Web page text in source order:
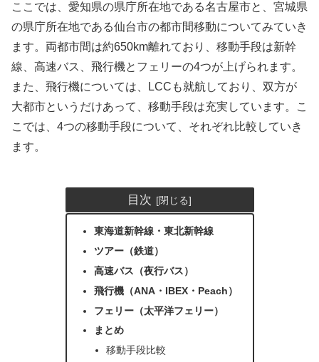
ここでは、愛知県の県庁所在地である名古屋市と、宮城県
の県庁所在地である仙台市の都市間移動についてみていき
ます。両都市間は約650km離れており、移動手段は新幹
線、高速バス、飛行機とフェリーの4つが上げられます。
また、飛行機については、LCCも就航しており、双方が
大都市というだけあって、移動手段は充実しています。こ
こでは、4つの移動手段について、それぞれ比較していき
ます。
目次
東海道新幹線・東北新幹線
ツアー（鉄道）
高速バス（夜行バス）
飛行機（ANA・IBEX・Peach）
フェリー（太平洋フェリー）
まとめ
移動手段比較